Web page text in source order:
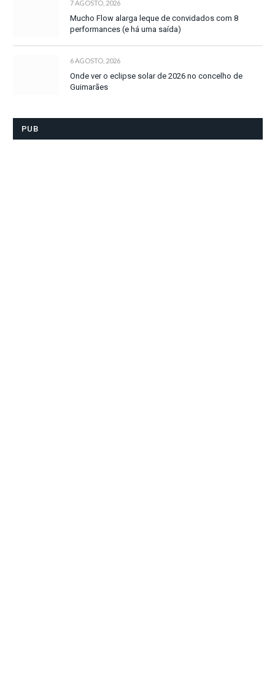
7 AGOSTO, 2026
Mucho Flow alarga leque de convidados com 8
performances (e há uma saída)
6 AGOSTO, 2026
Onde ver o eclipse solar de 2026 no concelho de
Guimarães
PUB